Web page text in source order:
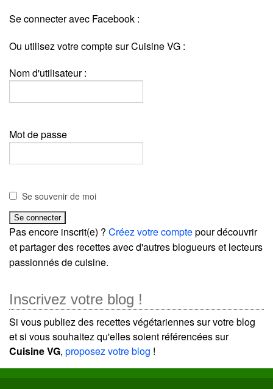
Se connecter avec Facebook :
Ou utilisez votre compte sur Cuisine VG :
Nom d'utilisateur :
Mot de passe
Se souvenir de moi
Pas encore inscrit(e) ? Créez votre comptepour découvrir
et partager des recettes avec d'autres blogueurs et lecteurs
passionnés de cuisine.
Inscrivez votre blog !
Si vous publiez des recettes végétariennes sur votre blog
et si vous souhaitez qu'elles soient référencées sur
Cuisine VG, proposez votre blog !